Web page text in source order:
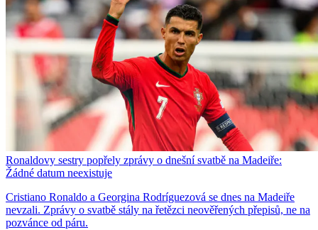
Ronaldovy sestry popřely zprávy o dnešní svatbě na Madeiře:
Žádné datum neexistuje
Cristiano Ronaldo a Georgina Rodríguezová se dnes na Madeiře
nevzali. Zprávy o svatbě stály na řetězci neověřených přepisů, ne na
pozvánce od páru.